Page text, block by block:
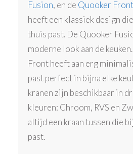
Fusion, en de Quooker Front
heeft een klassiek design
thuis past. De Quooker
moderne look aan de
Front heeft aan erg
past perfect in bijna elke
kranen zijn beschikbaar in
kleuren: Chroom, RVS en
altijd een kraan tussen die
past.